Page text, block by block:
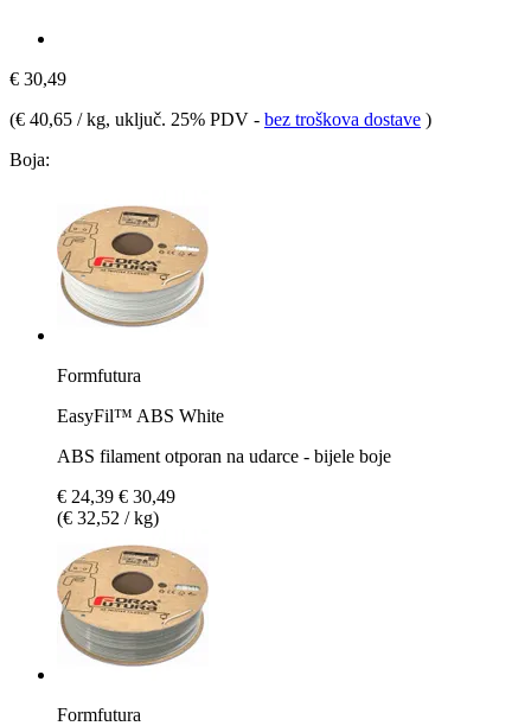
€ 30,49
(€ 40,65 / kg, uključ. 25% PDV - bez troškova dostave )
Boja:
Formfutura
EasyFil™ ABS White
ABS filament otporan na udarce - bijele boje
€ 24,39 € 30,49
(€ 32,52 / kg)
Formfutura